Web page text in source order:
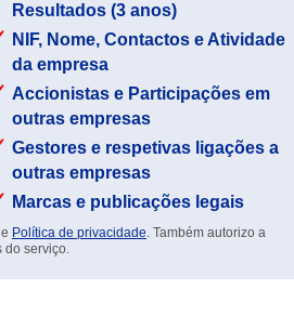
Resultados (3 anos)
NIF, Nome, Contactos e Atividade
da empresa
Accionistas e Participações em
outras empresas
Gestores e respetivas ligações a
outras empresas
Marcas e publicações legais
e Política de privacidade. Também autorizo a
do serviço.